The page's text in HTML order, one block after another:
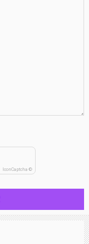
IconCaptcha ©